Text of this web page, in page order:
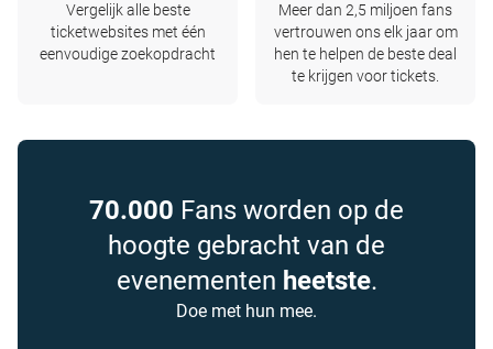
Vergelijk alle beste
ticketwebsites met één
eenvoudige zoekopdracht
Meer dan 2,5 miljoen fans
vertrouwen ons elk jaar om
hen te helpen de beste deal
te krijgen voor tickets.
70.000 Fans worden op de
hoogte gebracht van de
evenementen heetste.
Doe met hun mee.